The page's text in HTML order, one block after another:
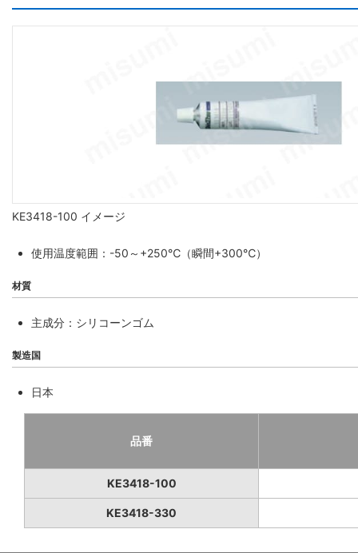
KE3418-100 イメージ
使用温度範囲：-50～+250℃（瞬間+300℃）
材質
主成分：シリコーンゴム
製造国
日本
品番
KE3418-100
KE3418-330